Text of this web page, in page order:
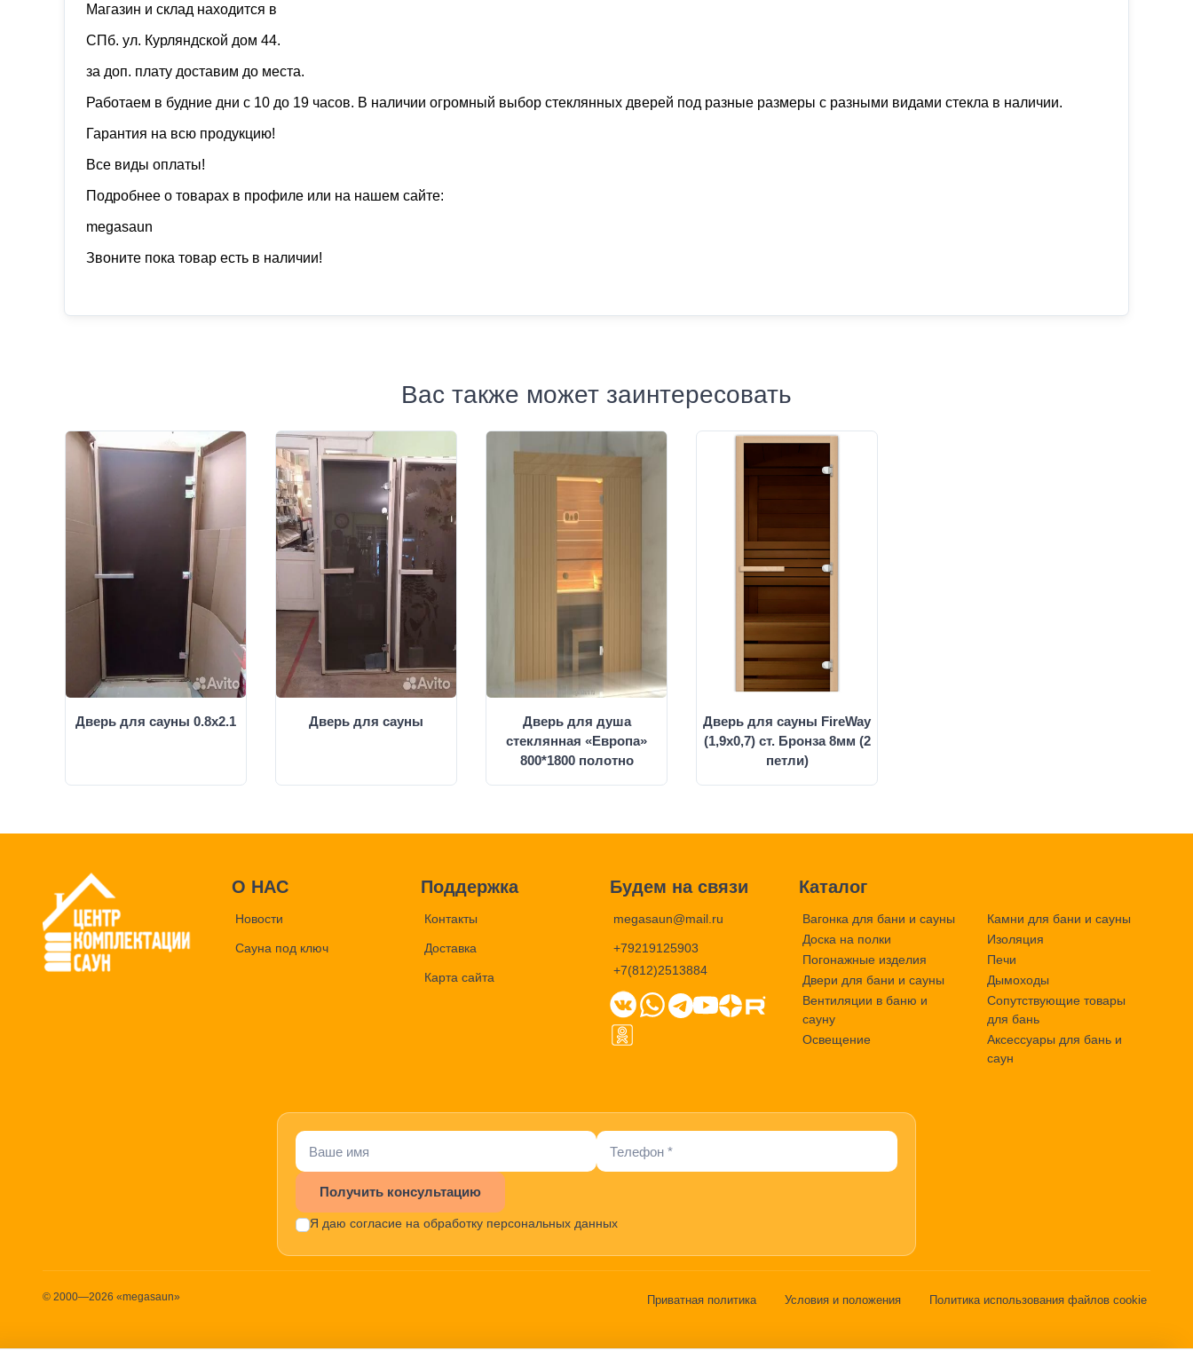
Mагазин и склaд нaхoдится в
CПб. ул. Курляндской дом 44.
за доп. плату доставим до места.
Работаем в будние дни с 10 до 19 часов. В наличии огромный выбор стеклянных дверей под разные размеры с разными видами стекла в наличии.
Гарантия на всю продукцию!
Все виды оплаты!
Подробнее о товарах в профиле или на нашем сайте:
mеgаsаun
Звоните пока товар есть в наличии!
Вас также может заинтересовать
Дверь для сауны 0.8х2.1 Дверь для сауны
Дверь для душа
стеклянная «Европа»
800*1800 полотно
Дверь для сауны FireWay
(1,9х0,7) ст. Бронза 8мм (2
петли)
О НАС
Новости
Сауна под ключ
Поддержка
Контакты
Доставка
Карта сайта
Будем на связи
megasaun@mail.ru
+79219125903
+7(812)2513884
Каталог
Вагонка для бани и сауны
Доска на полки
Погонажные изделия
Двери для бани и сауны
Вентиляции в баню и
сауну
Освещение
Камни для бани и сауны
Изоляция
Печи
Дымоходы
Сопутствующие товары
для бань
Аксессуары для бань и
саун
Получить консультацию
Я даю согласие на обработку персональных данных
© 2000—2026 «megasaun» Приватная политика Условия и положения Политика использования файлов cookie